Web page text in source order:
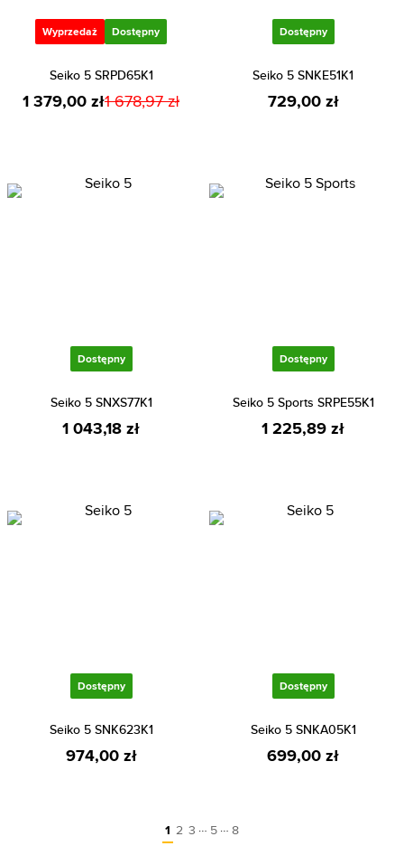
Wyprzedaż Dostępny
Seiko 5 SRPD65K1
1 379,00 zł1 678,97 zł
Dostępny
Seiko 5 SNKE51K1
729,00 zł
Dostępny
Seiko 5 SNXS77K1
1 043,18 zł
Dostępny
Seiko 5 Sports SRPE55K1
1 225,89 zł
Dostępny
Seiko 5 SNK623K1
974,00 zł
Dostępny
Seiko 5 SNKA05K1
699,00 zł
1 2 3 … 5 … 8